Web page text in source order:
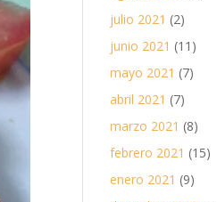
julio 2021 (2)
junio 2021 (11)
mayo 2021 (7)
abril 2021 (7)
marzo 2021 (8)
febrero 2021 (15)
enero 2021 (9)